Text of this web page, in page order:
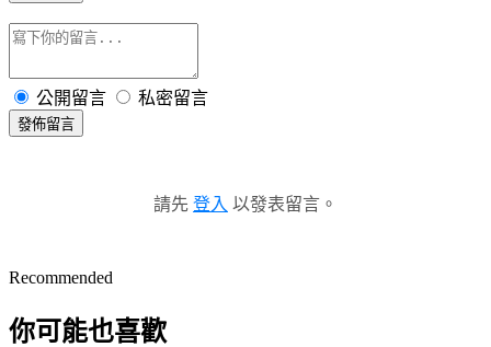
公開留言 私密留言
發佈留言
請先 登入 以發表留言。
Recommended
你可能也喜歡